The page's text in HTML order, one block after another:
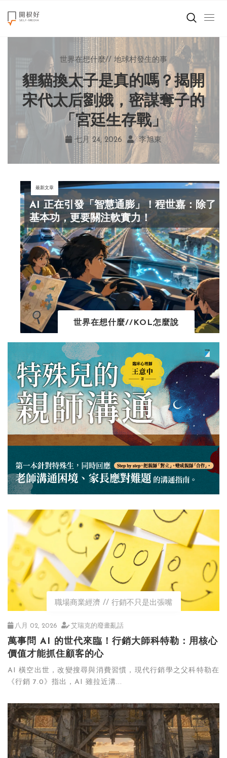
來點正能量
世界在想什麼
創造美好生活
小孩不是噩夢
職場商業經濟
影片專區
關於我們
來點正能量//如何說再見
鐘穎談善終：人生有限，愛
與陪伴永遠不夠，爭執嫉妒
多麼可笑
七月 29, 2026 鐘穎
小孩不是噩夢// 爸媽老師輕鬆教
自己打電話就能請假？岑澎
維新作《沒問題小學》看見
孩子的學習困境！
七月 31, 2026 魏妏秦
來點正能量 //提升自我
秒讀秒回就是在乎？心理師
揭開現代人的 4 種「親密錯
覺」！
八月 03, 2026 羅子琦
世界在想什麼// 地球村發生的事
貍貓換太子是真的嗎？揭開
宋代太后劉娥，密謀奪子的
「宮廷生存戰」
七月 24, 2026 李旭東
AI 正在引發「智慧通膨」！程世嘉：除了
基本功，更要關注軟實力！
最新文章
世界在想什麼//KOL怎麼說
職場商業經濟 行銷不只是出張嘴
八月 02, 2026 艾瑞克的廢畫亂話
萬事問 AI 的世代來臨！行銷大師科特勒：用核心
價值才能抓住顧客的心
AI 橫空出世，改變搜尋與消費習慣，現代行銷學之父科特勒在
《行銷 7.0》指出，AI 雖拉近溝...